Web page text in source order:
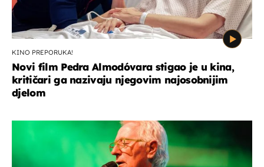
KINO PREPORUKA!
Novi film Pedra Almodóvara stigao je u kina,
kritičari ga nazivaju njegovim najosobnijim
djelom